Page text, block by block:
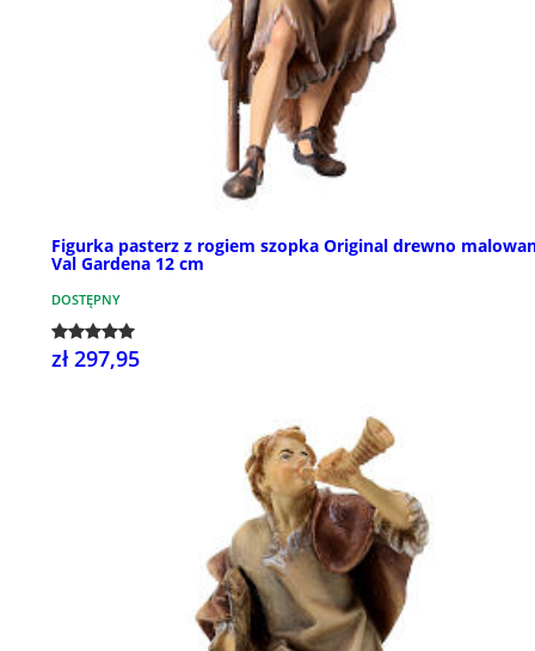
Figurka pasterz z rogiem szopka Original drewno
Val Gardena 12 cm
DOSTĘPNY
zł 297,95